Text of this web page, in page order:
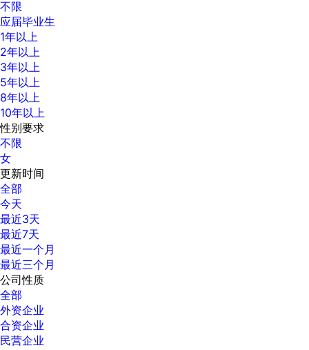
不限
应届毕业生
1年以上
2年以上
3年以上
5年以上
8年以上
10年以上
性别要求
不限
女
更新时间
全部
今天
最近3天
最近7天
最近一个月
最近三个月
公司性质
全部
外资企业
合资企业
民营企业